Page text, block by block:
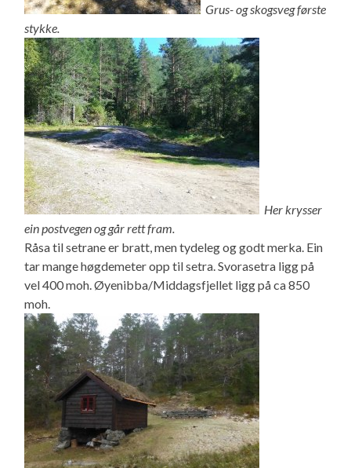
Grus- og skogsveg første
stykke.
Her krysser
ein postvegen og går rett fram.
Råsa til setrane er bratt, men tydeleg og godt merka. Ein
tar mange høgdemeter opp til setra. Svorasetra ligg på
vel 400 moh. Øyenibba/Middagsfjellet ligg på ca 850
moh.